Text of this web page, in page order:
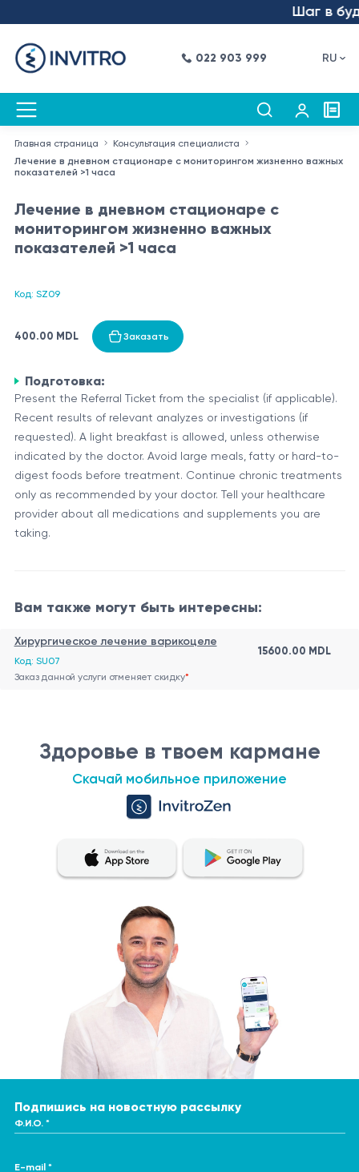
Шаг в
022 903 999 RU
Главная страница
Консультация специалиста
Лечение в дневном стационаре с мониторингом жизненно важных
показателей >1 часа
Лечение в дневном стационаре с
мониторингом жизненно важных
показателей >1 часа
Код: SZ09
400.00 MDL Заказать
Подготовка:
Present the Referral Ticket from the specialist (if applicable).
Recent results of relevant analyzes or investigations (if
requested). A light breakfast is allowed, unless otherwise
indicated by the doctor. Avoid large meals, fatty or hard-to-
digest foods before treatment. Continue chronic treatments
only as recommended by your doctor. Tell your healthcare
provider about all medications and supplements you are
taking.
Вам также могут быть интересны:
Хирургическое лечение варикоцеле
Код: SU07
15600.00 MDL
Заказ данной услуги отменяет скидку*
Здоровье в твоем кармане
Скачай мобильное приложение
Подпишись на новостную рассылку
Ф.И.О. *
E-mail *